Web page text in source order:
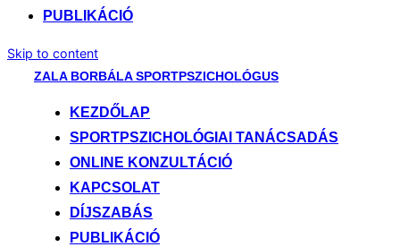
PUBLIKÁCIÓ
Skip to content
ZALA BORBÁLA SPORTPSZICHOLÓGUS
KEZDŐLAP
SPORTPSZICHOLÓGIAI TANÁCSADÁS
ONLINE KONZULTÁCIÓ
KAPCSOLAT
DÍJSZABÁS
PUBLIKÁCIÓ